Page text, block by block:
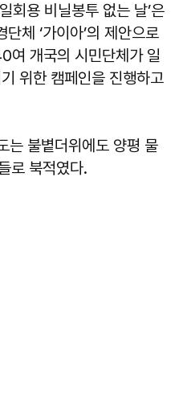
회용 비닐봉투 없는 날’은
체 ‘가이아’의 제안으로
여 개국의 시민단체가 일
위한 캠페인을 진행하고
불볕더위에도 양평 물
로 북적였다.